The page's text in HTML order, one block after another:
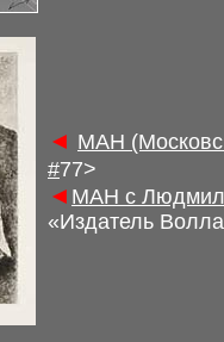
◄ МАН
#77>
◄ МАН с
«Издатель